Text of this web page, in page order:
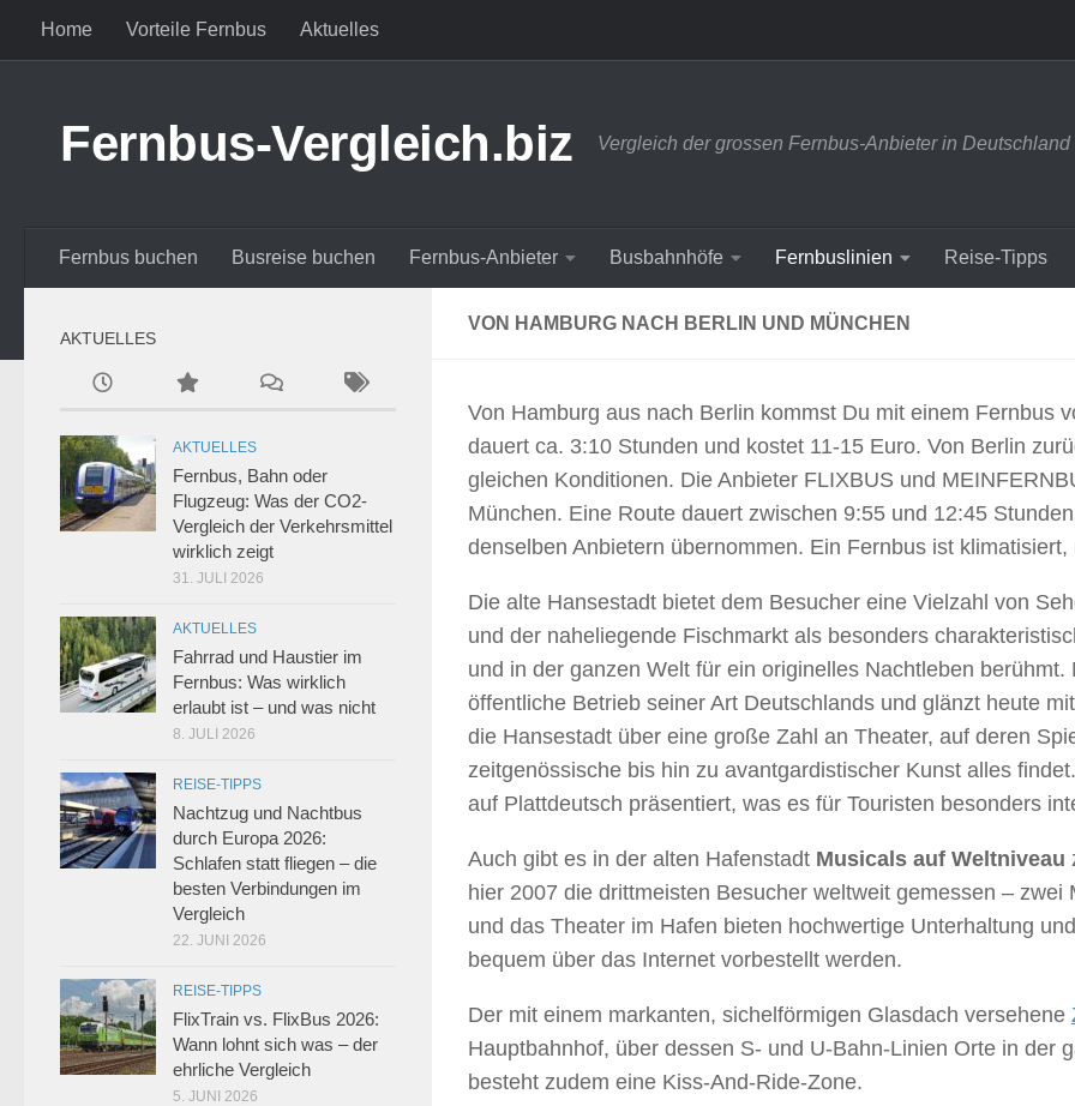
Zum Inhalt springen
Home Vorteile Fernbus Aktuelles
Fernbus-Vergleich.biz Vergleich der grossen Fernbus-Anbieter in Deutschland
Fernbus buchen Busreise buchen Fernbus-Anbieter Busbahnhöfe Fernbuslinien Reise-Tipps
VON HAMBURG NACH BERLIN UND MÜNCHEN
Von Hamburg aus nach Berlin kommst Du mit einem Fernbus
dauert ca. 3:10 Stunden und kostet 11-15 Euro. Von Berlin
gleichen Konditionen. Die Anbieter FLIXBUS und
München. Eine Route dauert zwischen 9:55 und 12:45
denselben Anbietern übernommen. Ein Fernbus ist
Die alte Hansestadt bietet dem Besucher eine Vielzahl von
und der naheliegende Fischmarkt als besonders
und in der ganzen Welt für ein originelles Nachtleben
öffentliche Betrieb seiner Art Deutschlands und glänzt heute
die Hansestadt über eine große Zahl an Theater, auf deren
zeitgenössische bis hin zu avantgardistischer Kunst alles
auf Plattdeutsch präsentiert, was es für Touristen besonders
Auch gibt es in der alten Hafenstadt Musicals auf Weltniveau
hier 2007 die drittmeisten Besucher weltweit gemessen – zwei
und das Theater im Hafen bieten hochwertige Unterhaltung
bequem über das Internet vorbestellt werden.
Der mit einem markanten, sichelförmigen Glasdach versehene
Hauptbahnhof, über dessen S- und U-Bahn-Linien Orte in der
besteht zudem eine Kiss-And-Ride-Zone.
AKTUELLES
AKTUELLES
Fernbus, Bahn oder
Flugzeug: Was der CO2-
Vergleich der Verkehrsmittel
wirklich zeigt
31. JULI 2026
AKTUELLES
Fahrrad und Haustier im
Fernbus: Was wirklich
erlaubt ist – und was nicht
8. JULI 2026
REISE-TIPPS
Nachtzug und Nachtbus
durch Europa 2026:
Schlafen statt fliegen – die
besten Verbindungen im
Vergleich
22. JUNI 2026
REISE-TIPPS
FlixTrain vs. FlixBus 2026:
Wann lohnt sich was – der
ehrliche Vergleich
5. JUNI 2026